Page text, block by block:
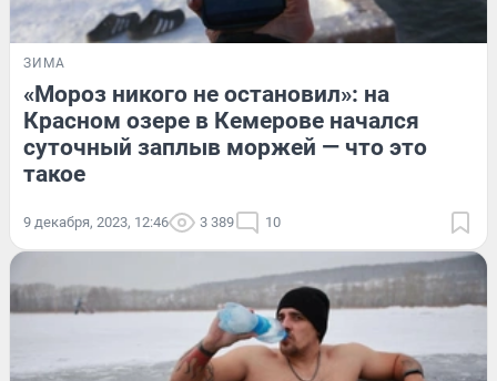
ЗИМА
«Мороз никого не остановил»: на
Красном озере в Кемерове начался
суточный заплыв моржей — что это
такое
9 декабря, 2023, 12:46 3 389 10